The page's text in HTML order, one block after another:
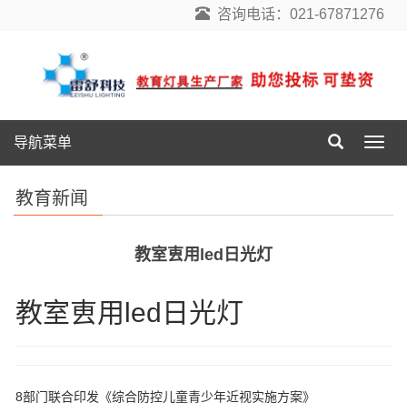
咨询电话：021-67871276
导
航
导航菜单
教育新闻
教室叀用led日光灯
教室叀用led日光灯
8部门联合印发《综合防控儿童青少年近视实施方案》